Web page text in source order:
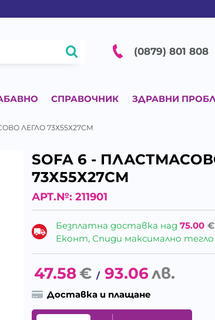
(0879) 801 808
СПРАВОЧНИК ЗДРАВНИ
ЛЕГЛО 73Х55Х27СМ
SOFA 6 -
73Х55Х27СМ
АРТ.№: 211901
Безплатна доставка над75.00 €
Еконт, Спиди максимално тегло
47.58€ / 93.06лв.
Доставка и плащане